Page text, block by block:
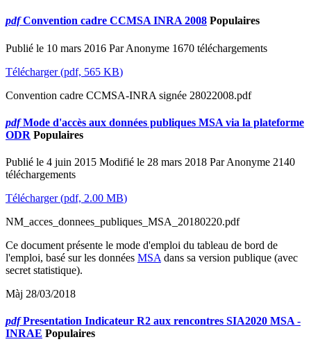
pdf Convention cadre CCMSA INRA 2008 Populaires
Publié le 10 mars 2016 ParAnonyme 1670 téléchargements
Télécharger(pdf, 565 KB)
Convention cadre CCMSA-INRA signée 28022008.pdf
pdf Mode d'accès aux données publiques MSA via la plateforme
ODR Populaires
Publié le 4 juin 2015 Modifié le 28 mars 2018 ParAnonyme 2140
téléchargements
Télécharger(pdf, 2.00 MB)
NM_acces_donnees_publiques_MSA_20180220.pdf
Ce document présente le mode d'emploi du tableau de bord de
l'emploi, basé sur les données MSA dans sa version publique (avec
secret statistique).
Màj 28/03/2018
pdf Presentation Indicateur R2 aux rencontres SIA2020 MSA -
INRAE Populaires